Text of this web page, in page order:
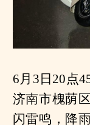
6月3日20点
济南市槐荫
闪雷鸣，降